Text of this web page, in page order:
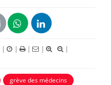
| | | |
|
grève des médecins